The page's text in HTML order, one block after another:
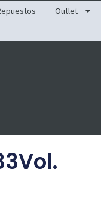
Outlet